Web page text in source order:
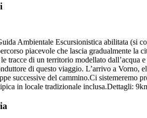
Ambientale Escursionistica abilitata (si
piacevole che lascia gradualmente la
di un territorio modellato dall’acqua
di questo viaggio. L’arrivo a Vorno,
successive del cammino.Ci sistemeremo
in locale tradizionale inclusa.Dettagli: